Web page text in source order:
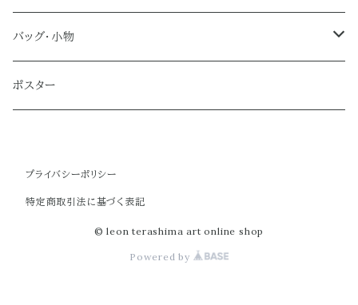
大型作品
ノーマルサイズ（約Ａ２サイズ）
スモールサイズ
バッグ・小物
トートバッグ
ショルダーバッグ
ポスター
プライバシーポリシー
特定商取引法に基づく表記
© leon terashima art online shop
Powered by